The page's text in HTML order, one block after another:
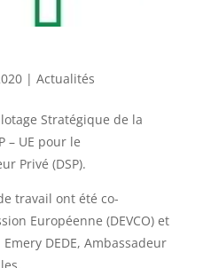
| Actualités
Stratégique de la
– UE pour le
Privé (DSP).
travail ont été co-
Européenne (DEVCO) et
DEDE, Ambassadeur